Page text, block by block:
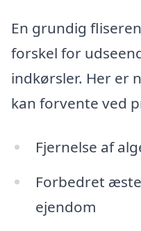
En grundig
forskel for
indkørsler. Her er
kan forvente ved
Fjernelse af
Forbedret
ejendom